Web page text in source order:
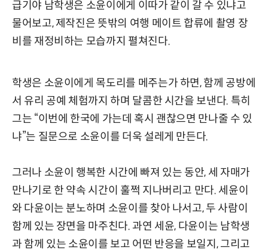
급기야 남학생은 소윤이에게 이따가 같이 갈 수 있냐고
물어보고, 제작진은 뜻밖의 여행 메이트 합류에 촬영 장
비를 재정비하는 모습까지 펼쳐진다.
학생은 소윤이에게 목도리를 메주는가 하면, 함께 공방에
서 유리 공예 체험까지 하며 달콤한 시간을 보낸다. 특히
그는 “이번에 한국에 가는데 혹시 괜찮으면 만나줄 수 있
냐”는 질문으로 소윤이를 더욱 설레게 만든다.
그러나 소윤이 행복한 시간에 빠져 있는 동안, 세 자매가
만나기로 한 약속 시간이 훌쩍 지나버리고 만다. 세윤이
와 다윤이는 분노하며 소윤이를 찾아 나서고, 두 사람이
함께 있는 장면을 마주친다. 과연 세윤, 다윤이는 남학생
과 함께 있는 소윤이를 보고 어떤 반응을 보일지, 그리고